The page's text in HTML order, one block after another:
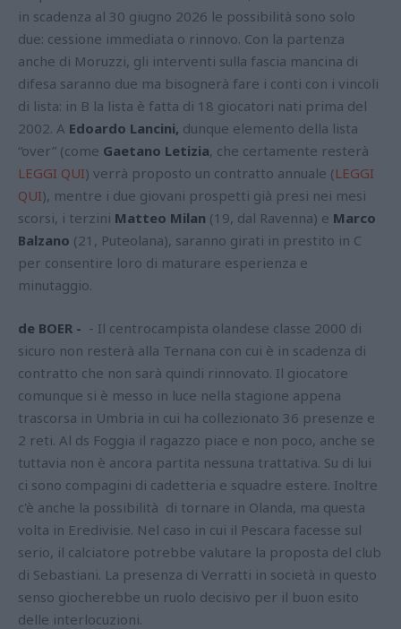
in scadenza al 30 giugno 2026 le possibilità sono solo
due: cessione immediata o rinnovo. Con la partenza
anche di Moruzzi, gli interventi sulla fascia mancina di
difesa saranno due ma bisognerà fare i conti con i vincoli
di lista: in B la lista è fatta di 18 giocatori nati prima del
2002. A Edoardo Lancini, dunque elemento della lista
“over” (come Gaetano Letizia, che certamente resterà
LEGGI QUI) verrà proposto un contratto annuale (LEGGI
QUI), mentre i due giovani prospetti già presi nei mesi
scorsi, i terzini Matteo Milan (19, dal Ravenna) e Marco
Balzano (21, Puteolana), saranno girati in prestito in C
per consentire loro di maturare esperienza e
minutaggio.
de BOER - - Il centrocampista olandese classe 2000 di
sicuro non resterà alla Ternana con cui è in scadenza di
contratto che non sarà quindi rinnovato. Il giocatore
comunque si è messo in luce nella stagione appena
trascorsa in Umbria in cui ha collezionato 36 presenze e
2 reti. Al ds Foggia il ragazzo piace e non poco, anche se
tuttavia non è ancora partita nessuna trattativa. Su di lui
ci sono compagini di cadetteria e squadre estere. Inoltre
c'è anche la possibilità di tornare in Olanda, ma questa
volta in Eredivisie. Nel caso in cui il Pescara facesse sul
serio, il calciatore potrebbe valutare la proposta del club
di Sebastiani. La presenza di Verratti in società in questo
senso giocherebbe un ruolo decisivo per il buon esito
delle interlocuzioni.